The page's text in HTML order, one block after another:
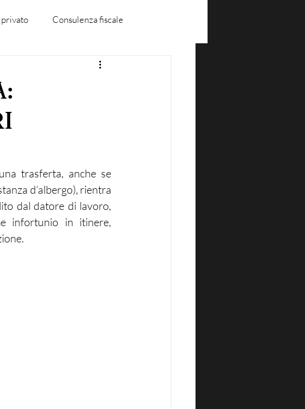
Consulenza fiscale
trasferta, anche se
d’albergo), rientra
dal datore di lavoro,
infortunio in itinere,